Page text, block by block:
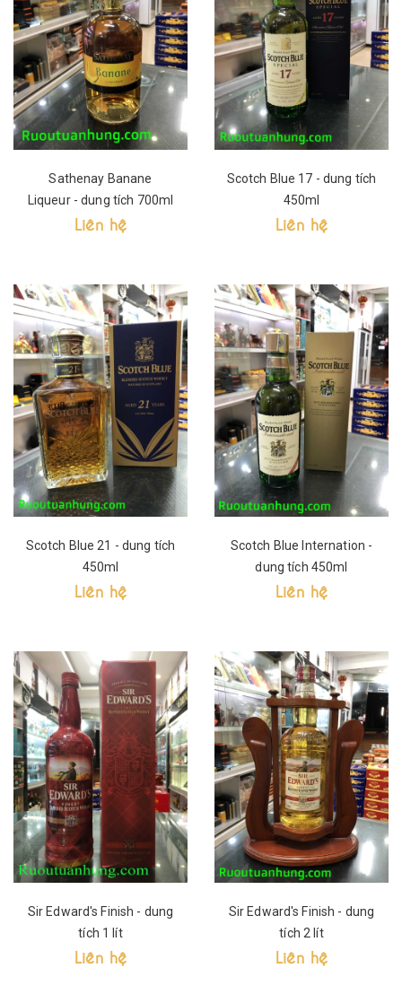
Sathenay Banane
Liqueur - dung tích 700ml
Liên hệ
Scotch Blue 17 - dung tích
450ml
Liên hệ
Scotch Blue 21 - dung tích
450ml
Liên hệ
Scotch Blue Internation -
dung tích 450ml
Liên hệ
Sir Edward's Finish - dung
tích 1 lít
Liên hệ
Sir Edward's Finish - dung
tích 2 lít
Liên hệ